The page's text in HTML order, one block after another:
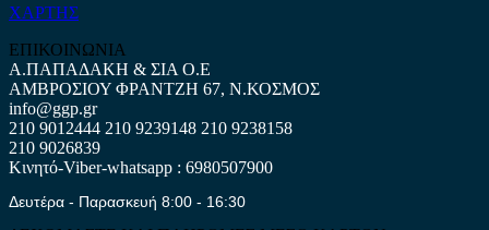
ΧΑΡΤΗΣ
ΕΠΙΚΟΙΝΩΝΙΑ
Α.ΠΑΠΑΔΑΚΗ & ΣΙΑ Ο.Ε
ΑΜΒΡΟΣΙΟΥ ΦΡΑΝΤΖΗ 67, Ν.ΚΟΣΜΟΣ
info@ggp.gr
210 9012444 210 9239148 210 9238158
210 9026839
Κινητό-Viber-whatsapp : 6980507900
Δευτέρα - Παρασκευή 8:00 - 16:30